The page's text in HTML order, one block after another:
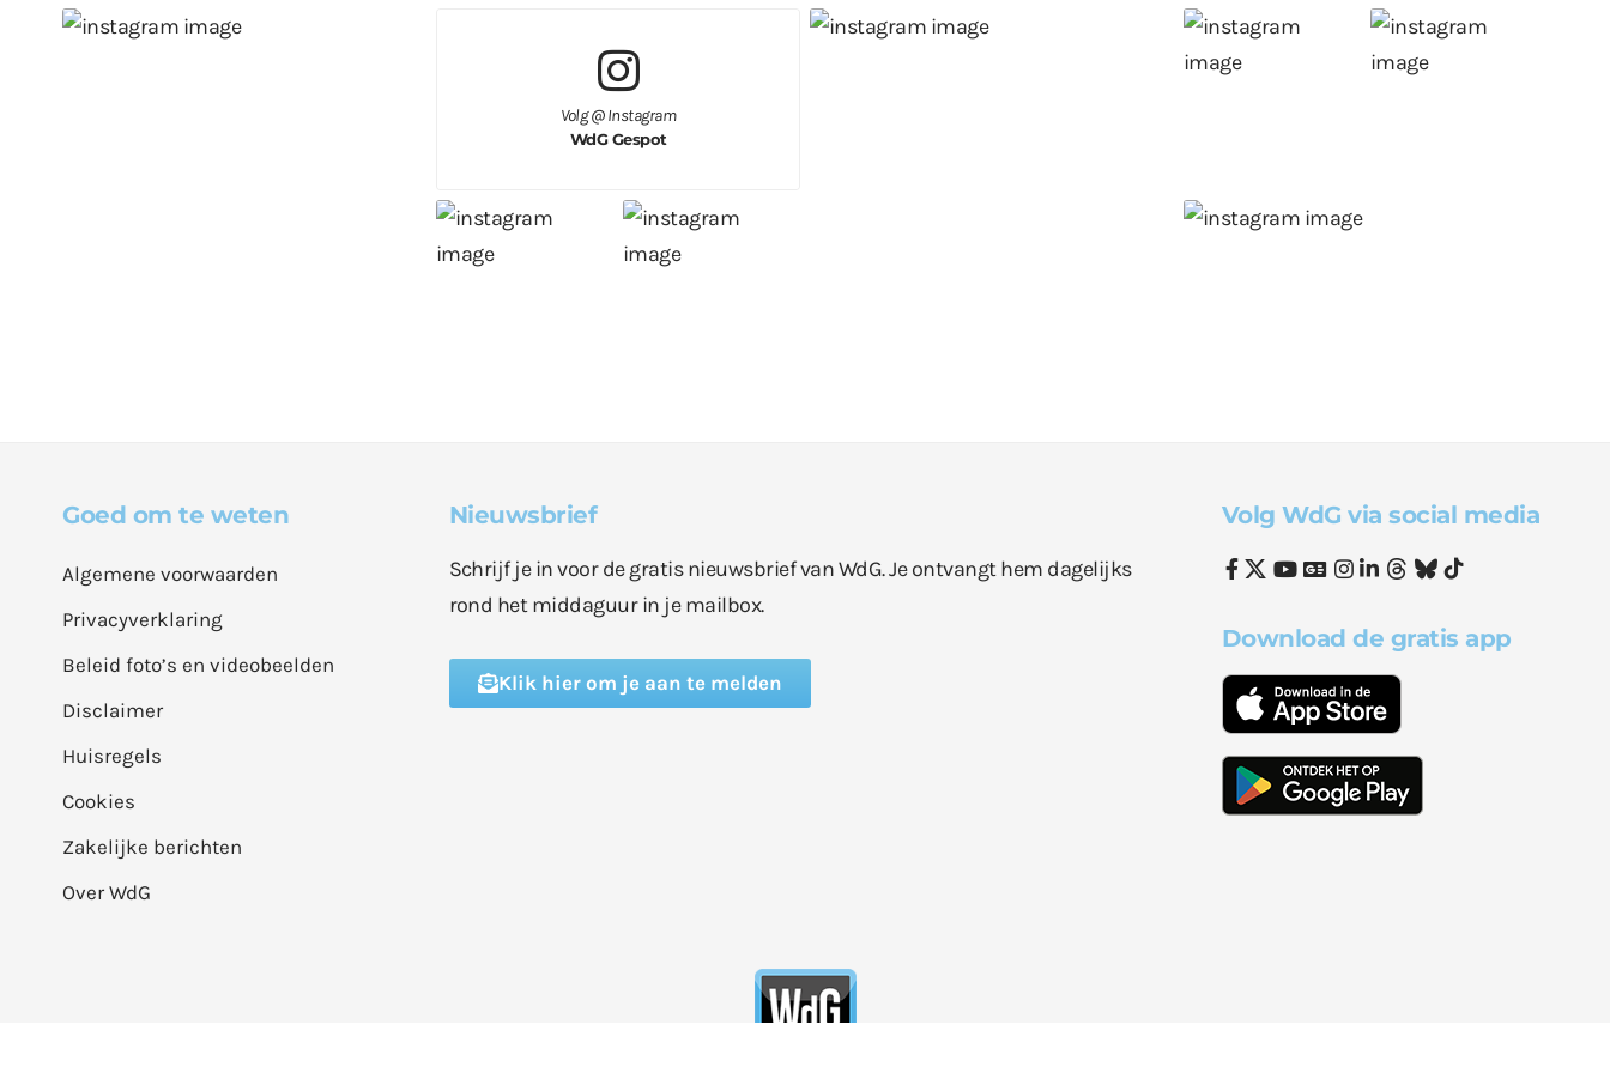
Volg @ Instagram
WdG Gespot
Goed om te weten
Algemene voorwaarden
Privacyverklaring
Beleid foto’s en videobeelden
Disclaimer
Huisregels
Cookies
Zakelijke berichten
Over WdG
Nieuwsbrief
Schrijf je in voor de gratis nieuwsbrief van WdG. Je ontvangt hem dagelijks
rond het middaguur in je mailbox.
Klik hier om je aan te melden
Volg WdG via social media
Download de gratis app